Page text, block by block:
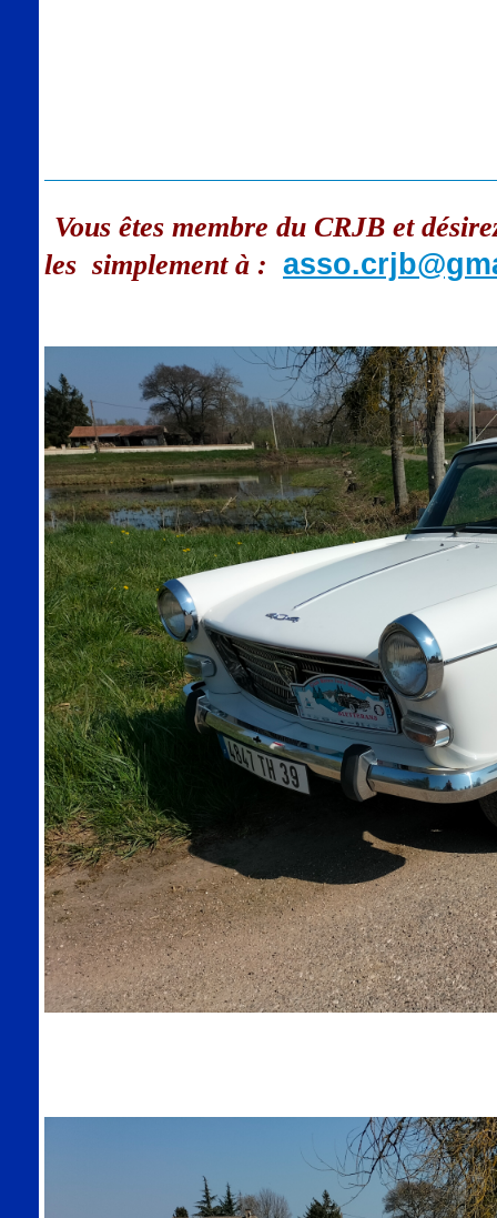
Vous êtes membre du CRJB et
les simplement à :